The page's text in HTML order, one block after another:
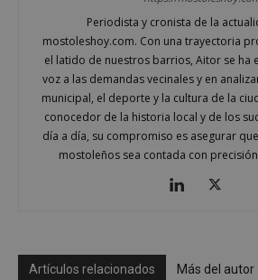
Periodista y cronista de la
mostoleshoy.com. Con una trayectoria
el latido de nuestros barrios, Aitor se ha
voz a las demandas vecinales y en
municipal, el deporte y la cultura de la
conocedor de la historia local y de los
día a día, su compromiso es asegurar
mostoleños sea contada con
Artículos relacionados Más del autor
Cookies no
Las cookies estrictamente
funcionalidad principal del sitio
inicio de sesión de usuario y la
El sitio web no se puede utilizar
las cookies estrictamente
Nombre